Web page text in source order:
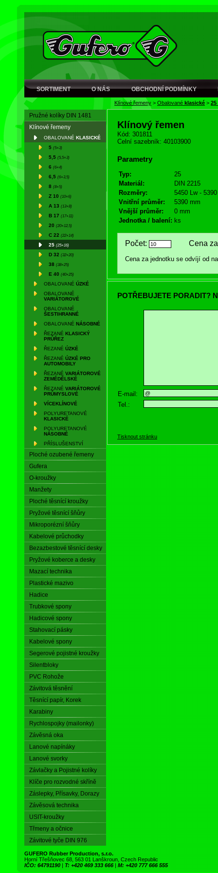
SORTIMENT O NÁS OBCHODNÍ PODMÍNKY
Klínové řemeny > Obalované klasické > 25
Pružné kolíky DIN 1481
Klínové řemeny
OBALOVANÉ KLASICKÉ
5 (5×3)
5,5 (5,5×3)
6 (6×4)
6,5 (6×3,5)
8 (8×5)
Z 10 (10×6)
A 13 (13×8)
B 17 (17×11)
20 (20×12,5)
C 22 (22×14)
25 (25×16)
D 32 (32×20)
38 (38×25)
E 40 (40×25)
OBALOVANÉ ÚZKÉ
OBALOVANÉ
VARIÁTOROVÉ
OBALOVANÉ
ŠESTIHRANNÉ
OBALOVANÉ NÁSOBNÉ
ŘEZANÉ KLASICKÝ
PRŮŘEZ
ŘEZANÉ ÚZKÉ
ŘEZANÉ ÚZKÉ PRO
AUTOMOBILY
ŘEZANÉ VARIÁTOROVÉ
ZEMĚDĚLSKÉ
ŘEZANÉ VARIÁTOROVÉ
PRŮMYSLOVÉ
VÍCEKLÍNOVÉ
POLYURETANOVÉ
KLASICKÉ
POLYURETANOVÉ
NÁSOBNÉ
PŘÍSLUŠENSTVÍ
Ploché ozubené řemeny
Gufera
O-kroužky
Manžety
Ploché těsnící kroužky
Pryžové těsnící šňůry
Mikroporézní šňůry
Kabelové průchodky
Bezazbestové těsnící desky
Pryžové koberce a desky
Mazací technika
Plastické mazivo
Hadice
Trubkové spony
Hadicové spony
Stahovací pásky
Kabelové spony
Segerové pojistné kroužky
Silentbloky
PVC Rohože
Závitová těsnění
Těsnící papír, Korek
Karabiny
Rychlospojky (mailonky)
Závěsná oka
Lanové napínáky
Lanové svorky
Závlačky a Pojistné kolíky
Klíče pro rozvodné skříně
Záslepky, Přísavky, Dorazy
Závěsová technika
USIT-kroužky
Třmeny a očnice
Závitové tyče DIN 976
Klínový řemen
Kód: 301811
Celní sazebník: 40103900
Parametry
Typ:
25
Materiál:
DIN 2215
Rozměry:
5450 Lw -
Vnitřní průměr:
5390 mm
Vnější průměr:
0 mm
Jednotka / balení: ks
Počet: Cena za
Cena za jednotku se odvíjí od
POTŘEBUJETE PORADIT?
E-mail:
Tel.:
Tisknout stránku
GUFERO Rubber Production, s.r.o.
Horní Třešňovec 68, 563 01 Lanškroun, Czech Republic
IČO: 64791190 | T: +420 469 333 666 | M: +420 777 666 555